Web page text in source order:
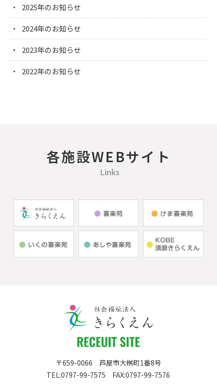
2025
2024
2023
2022
各施設WEBサイト
Links
〒659-0066 芦屋市大桝町1番8号
TEL:0797-99-7575 FAX:0797-99-7576